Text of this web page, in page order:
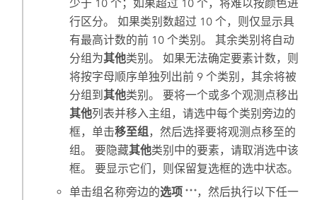
少于 10 个；如果超过 10 个，将难以按颜色进
行区分。 如果类别数超过 10 个，则仅显示具
有最高计数的前 10 个类别。 其余类别将自动
分组为其他类别。 如果无法确定要素计数，则
将按字母顺序单独列出前 9 个类别，其余将被
分组到其他类别。 要将一个或多个观测点移出
其他列表并移入主组，请选中每个类别旁边的
框，单击移至组，然后选择要将观测点移至的
组。 要隐藏其他类别中的要素，请取消选中该
框。 要显示它们，则保留复选框的选中状态。
单击组名称旁边的选项
，然后执行以下任一